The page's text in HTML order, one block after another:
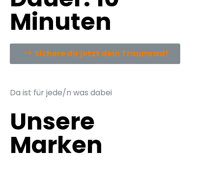
Minuten
Sichere dir jetzt dein Traumrad!
Da ist für jede/n was dabei
Unsere
Marken